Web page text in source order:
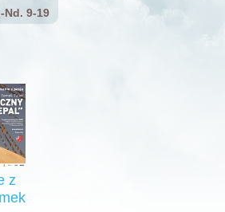
Nd. 9-19
z